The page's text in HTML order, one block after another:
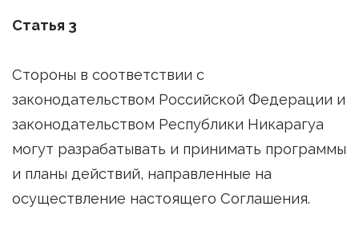
Статья 3
Стороны в соответствии с
законодательством Российской Федерации и
законодательством Республики Никарагуа
могут разрабатывать и принимать программы
и планы действий, направленные на
осуществление настоящего Соглашения.